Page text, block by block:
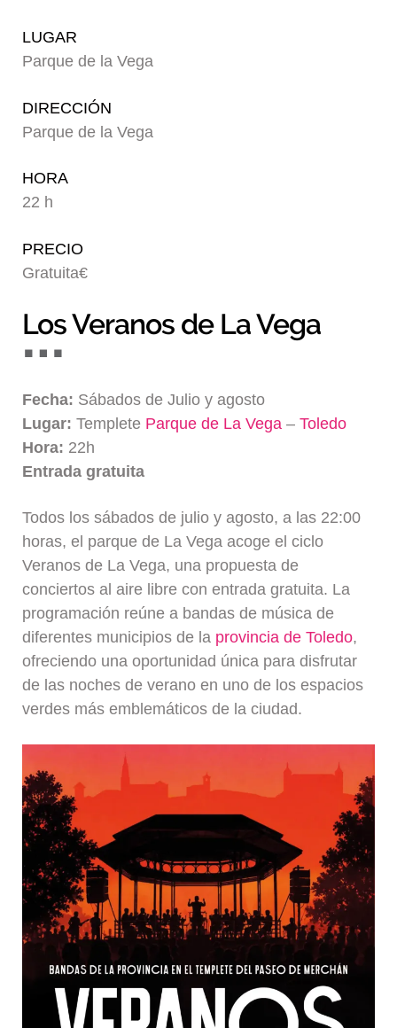
LUGAR
Parque de la Vega
DIRECCIÓN
Parque de la Vega
HORA
22 h
PRECIO
Gratuita€
Los Veranos de La Vega
Fecha: Sábados de Julio y agosto
Lugar: Templete Parque de La Vega –Toledo
Hora: 22h
Entrada gratuita
Todos los sábados de julio y agosto, a las 22:00
horas, el parque de La Vega acoge el ciclo
Veranos de La Vega, una propuesta de
conciertos al aire libre con entrada gratuita. La
programación reúne a bandas de música de
diferentes municipios de la provincia de Toledo,
ofreciendo una oportunidad única para disfrutar
de las noches de verano en uno de los espacios
verdes más emblemáticos de la ciudad.